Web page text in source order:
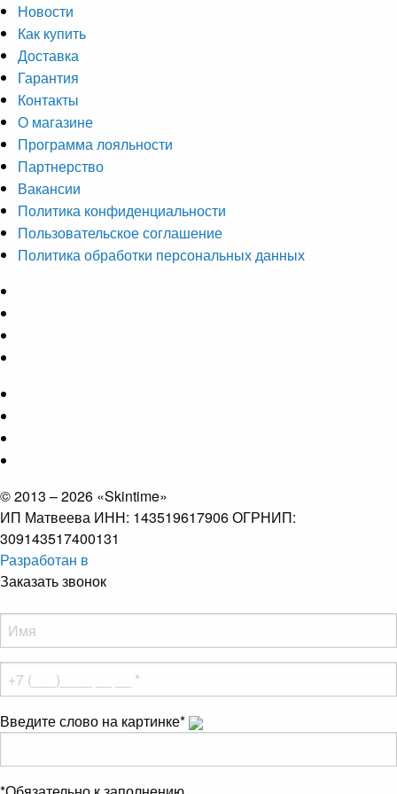
Новости
Как купить
Доставка
Гарантия
Контакты
О магазине
Программа лояльности
Партнерство
Вакансии
Политика конфиденциальности
Пользовательское соглашение
Политика обработки персональных данных
© 2013 – 2026 «Skintime»
ИП Матвеева ИНН: 143519617906 ОГРНИП:
309143517400131
Разработан в
Заказать звонок
Введите слово на картинке*